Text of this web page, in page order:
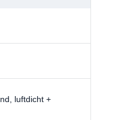
luftdicht +